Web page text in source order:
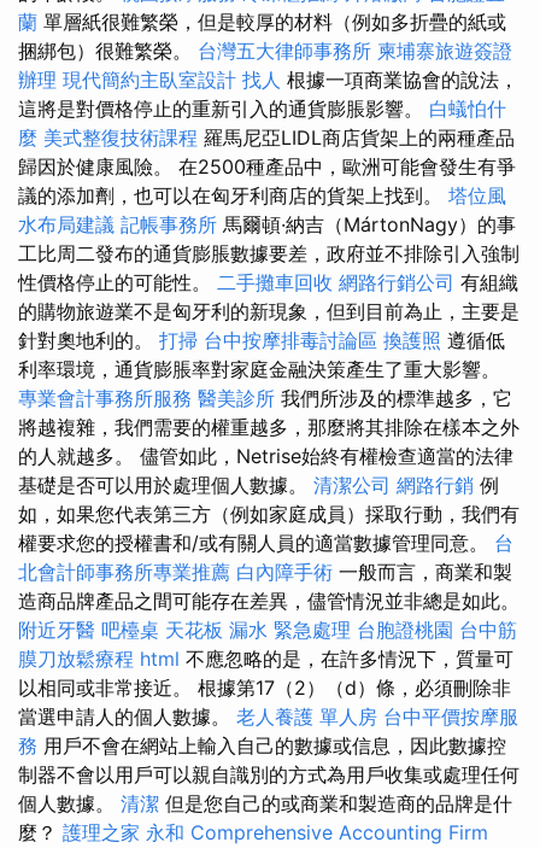
蘭 單層紙很難繁榮，但是較厚的材料（例如多折疊的紙或
捆綁包）很難繁榮。 台灣五大律師事務所 柬埔寨旅遊簽證
辦理 現代簡約主臥室設計 找人 根據一項商業協會的說法，
這將是對價格停止的重新引入的通貨膨脹影響。 白蟻怕什
麼 美式整復技術課程 羅馬尼亞LIDL商店貨架上的兩種產品
歸因於健康風險。 在2500種產品中，歐洲可能會發生有爭
議的添加劑，也可以在匈牙利商店的貨架上找到。 塔位風
水布局建議 記帳事務所 馬爾頓·納吉（MártonNagy）的事
工比周二發布的通貨膨脹數據要差，政府並不排除引入強制
性價格停止的可能性。 二手攤車回收 網路行銷公司 有組織
的購物旅遊業不是匈牙利的新現象，但到目前為止，主要是
針對奧地利的。 打掃 台中按摩排毒討論區 換護照 遵循低
利率環境，通貨膨脹率對家庭金融決策產生了重大影響。
專業會計事務所服務 醫美診所 我們所涉及的標準越多，它
將越複雜，我們需要的權重越多，那麼將其排除在樣本之外
的人就越多。 儘管如此，Netrise始終有權檢查適當的法律
基礎是否可以用於處理個人數據。 清潔公司 網路行銷 例
如，如果您代表第三方（例如家庭成員）採取行動，我們有
權要求您的授權書和/或有關人員的適當數據管理同意。 台
北會計師事務所專業推薦 白內障手術 一般而言，商業和製
造商品牌產品之間可能存在差異，儘管情況並非總是如此。
附近牙醫 吧檯桌 天花板 漏水 緊急處理 台胞證桃園 台中筋
膜刀放鬆療程 html 不應忽略的是，在許多情況下，質量可
以相同或非常接近。 根據第17（2）（d）條，必須刪除非
當選申請人的個人數據。 老人養護 單人房 台中平價按摩服
務 用戶不會在網站上輸入自己的數據或信息，因此數據控
制器不會以用戶可以親自識別的方式為用戶收集或處理任何
個人數據。 清潔 但是您自己的或商業和製造商的品牌是什
麼？ 護理之家 永和 Comprehensive Accounting Firm